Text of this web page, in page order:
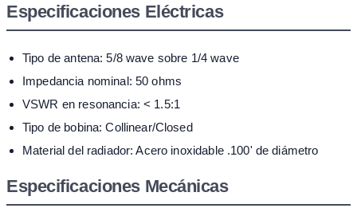
Especificaciones Eléctricas
Tipo de antena: 5/8 wave sobre 1/4 wave
Impedancia nominal: 50 ohms
VSWR en resonancia: < 1.5:1
Tipo de bobina: Collinear/Closed
Material del radiador: Acero inoxidable .100' de diámetro
Especificaciones Mecánicas